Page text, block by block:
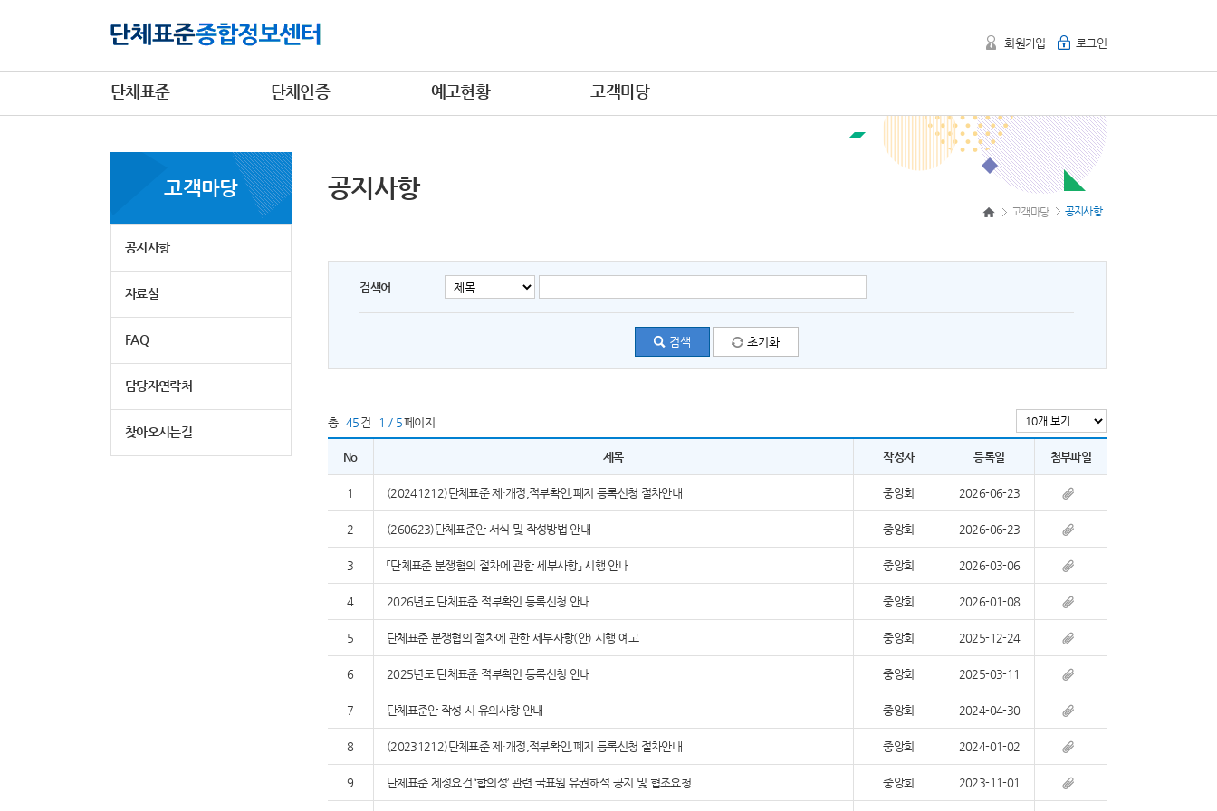
회원가입 로그인
단체표준 단체인증 예고현황 고객마당
고객마당
공지사항
자료실
FAQ
담당자연락처
찾아오시는길
공지사항
고객마당 공지사항
검색어
총 45 건 1 / 5페이지
No 제목 작성자 등록일 첨부파일
1 (20241212)단체표준 제·개정,적부확인,폐지 등록신청 절차안내 중앙회 2026-06-23
2 (260623)단체표준안 서식 및 작성방법 안내 중앙회 2026-06-23
3 「단체표준 분쟁협의 절차에 관한 세부사항」 시행 안내 중앙회 2026-03-06
4 2026년도 단체표준 적부확인 등록신청 안내 중앙회 2026-01-08
5 단체표준 분쟁협의 절차에 관한 세부사항(안) 시행 예고 중앙회 2025-12-24
6 2025년도 단체표준 적부확인 등록신청 안내 중앙회 2025-03-11
7 단체표준안 작성 시 유의사항 안내 중앙회 2024-04-30
8 (20231212)단체표준 제·개정,적부확인,폐지 등록신청 절차안내 중앙회 2024-01-02
9 단체표준 제정요건 ‘합의성’ 관련 국표원 유권해석 공지 및 협조요청 중앙회 2023-11-01